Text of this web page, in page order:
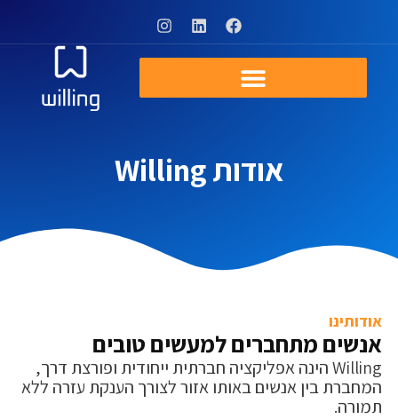
אודות Willing
אודותינו
אנשים מתחברים למעשים טובים
Willing הינה אפליקציה חברתית ייחודית ופורצת דרך,
המחברת בין אנשים באותו אזור לצורך הענקת עזרה ללא
תמורה.